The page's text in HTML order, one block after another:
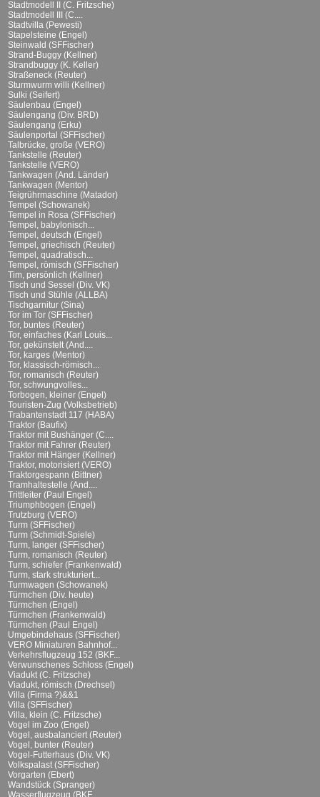
Stadtmodell II (C. Fritzsche)
Stadtmodell III (C....
Stadtvilla (Pewesti)
Stapelsteine (Engel)
Steinwald (SFFischer)
Strand-Buggy (Kellner)
Strandbuggy (K. Keller)
Straßeneck (Reuter)
Sturmwurm willi (Kellner)
Sulki (Seifert)
Säulenbau (Engel)
Säulengang (Div. BRD)
Säulengang (Erku)
Säulenportal (SFFischer)
Talbrücke, große (VERO)
Tankstelle (Reuter)
Tankstelle (VERO)
Tankwagen (And. Länder)
Tankwagen (Mentor)
Teigrührmaschine (Matador)
Tempel (Schowanek)
Tempel in Rosa (SFFischer)
Tempel, babylonisch...
Tempel, deutsch (Engel)
Tempel, griechisch (Reuter)
Tempel, quadratisch...
Tempel, römisch (SFFischer)
Tim, persönlich (Kellner)
Tisch und Sessel (Div. VK)
Tisch und Stühle (ALLBA)
Tischgarnitur (Sina)
Tor im Tor (SFFischer)
Tor, buntes (Reuter)
Tor, einfaches (Karl Louis...
Tor, gekünstelt (And....
Tor, karges (Mentor)
Tor, klassisch-römisch...
Tor, romanisch (Reuter)
Tor, schwungvolles...
Torbogen, kleiner (Engel)
Touristen-Zug (Volksbetrieb)
Trabantenstadt 117 (HABA)
Traktor (Baufix)
Traktor mit Bushänger (C....
Traktor mit Fahrer (Reuter)
Traktor mit Hänger (Kellner)
Traktor, motorisiert (VERO)
Traktorgespann (Bittner)
Tramhaltestelle (And....
Trittleiter (Paul Engel)
Triumphbogen (Engel)
Trutzburg (VERO)
Turm (SFFischer)
Turm (Schmidt-Spiele)
Turm, langer (SFFischer)
Turm, romanisch (Reuter)
Turm, schiefer (Frankenwald)
Turm, stark strukturiert...
Turmwagen (Schowanek)
Türmchen (Div. heute)
Türmchen (Engel)
Türmchen (Frankenwald)
Türmchen (Paul Engel)
Umgebindehaus (SFFischer)
VERO Miniaturen Bahnhof...
Verkehrsflugzeug 152 (BKF...
Verwunschenes Schloss (Engel)
Viadukt (C. Fritzsche)
Viadukt, römisch (Drechsel)
Villa (Firma ?)&&1
Villa (SFFischer)
Villa, klein (C. Fritzsche)
Vogel im Zoo (Engel)
Vogel, ausbalanciert (Reuter)
Vogel, bunter (Reuter)
Vogel-Futterhaus (Div. VK)
Volkspalast (SFFischer)
Vorgarten (Ebert)
Wandstück (Spranger)
Wasserflugzeug (BKF